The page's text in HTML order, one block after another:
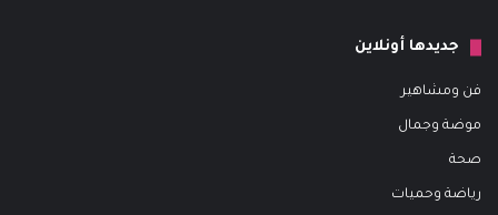
جديدها أونلاين
فن ومشاهير
موضة وجمال
صحة
رياضة وحميات